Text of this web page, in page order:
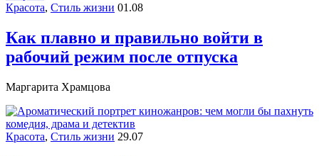
Красота, Стиль жизни 01.08
Как плавно и правильно войти в
рабочий режим после отпуска
Маргарита Храмцова
Красота, Стиль жизни 29.07